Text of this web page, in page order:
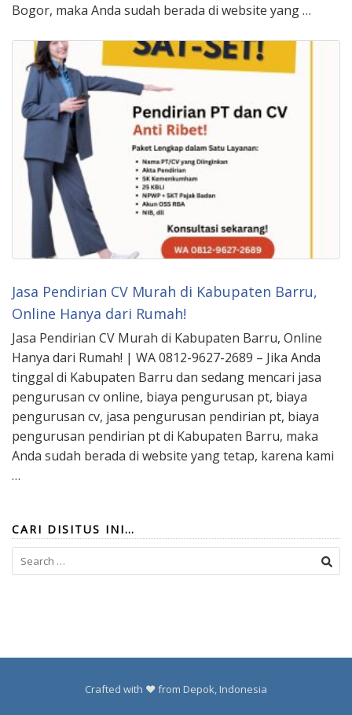
Bogor, maka Anda sudah berada di website yang …
Jasa Pendirian CV Murah di Kabupaten Barru,
Online Hanya dari Rumah!
Jasa Pendirian CV Murah di Kabupaten Barru, Online
Hanya dari Rumah! | WA 0812-9627-2689 – Jika Anda
tinggal di Kabupaten Barru dan sedang mencari jasa
pengurusan cv online, biaya pengurusan pt, biaya
pengurusan cv, jasa pengurusan pendirian pt, biaya
pengurusan pendirian pt di Kabupaten Barru, maka
Anda sudah berada di website yang tetap, karena kami
…
CARI DISITUS INI…
Search
for:
Crafted with ❤️ from Depok, Indonesia